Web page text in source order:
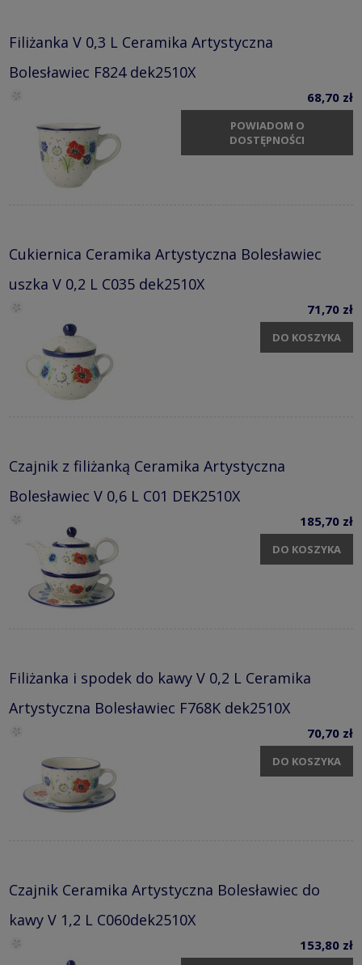
Filiżanka V 0,3 L Ceramika Artystyczna
Bolesławiec F824 dek2510X
68,70 zł
POWIADOM O
DOSTĘPNOŚCI
Cukiernica Ceramika Artystyczna Bolesławiec
uszka V 0,2 L C035 dek2510X
71,70 zł
DO KOSZYKA
Czajnik z filiżanką Ceramika Artystyczna
Bolesławiec V 0,6 L C01 DEK2510X
185,70 zł
DO KOSZYKA
Filiżanka i spodek do kawy V 0,2 L Ceramika
Artystyczna Bolesławiec F768K dek2510X
70,70 zł
DO KOSZYKA
Czajnik Ceramika Artystyczna Bolesławiec do
kawy V 1,2 L C060dek2510X
153,80 zł